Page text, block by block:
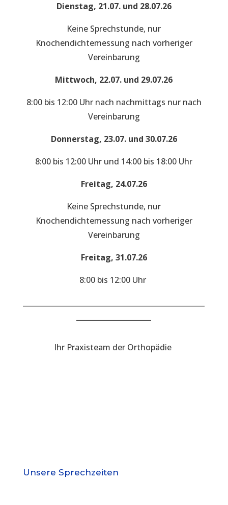
Dienstag, 21.07. und 28.07.26
Keine Sprechstunde, nur
Knochendichtemessung nach vorheriger
Vereinbarung
Mittwoch, 22.07. und 29.07.26
8:00 bis 12:00 Uhr nach nachmittags nur nach
Vereinbarung
Donnerstag, 23.07. und 30.07.26
8:00 bis 12:00 Uhr und 14:00 bis 18:00 Uhr
Freitag, 24.07.26
Keine Sprechstunde, nur
Knochendichtemessung nach vorheriger
Vereinbarung
Freitag, 31.07.26
8:00 bis 12:00 Uhr
Ihr Praxisteam der Orthopädie
Unsere Sprechzeiten